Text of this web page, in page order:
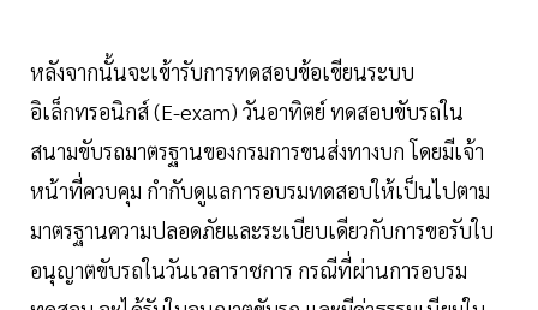
หลังจากนั้นจะเข้ารับการทดสอบข้อเขียนระบบ
อิเล็กทรอนิกส์ (E-exam) วันอาทิตย์ ทดสอบขับรถใน
สนามขับรถมาตรฐานของกรมการขนส่งทางบก โดยมีเจ้า
หน้าที่ควบคุม กำกับดูแลการอบรมทดสอบให้เป็นไปตาม
มาตรฐานความปลอดภัยและระเบียบเดียวกับการขอรับใบ
อนุญาตขับรถในวันเวลาราชการ กรณีที่ผ่านการอบรม